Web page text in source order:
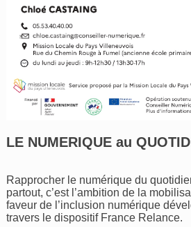
LE NUMERIQUE au
Rapprocher le numérique du
partout, c’est l’ambition de la
faveur de l’inclusion numérique
travers le dispositif France Relance.